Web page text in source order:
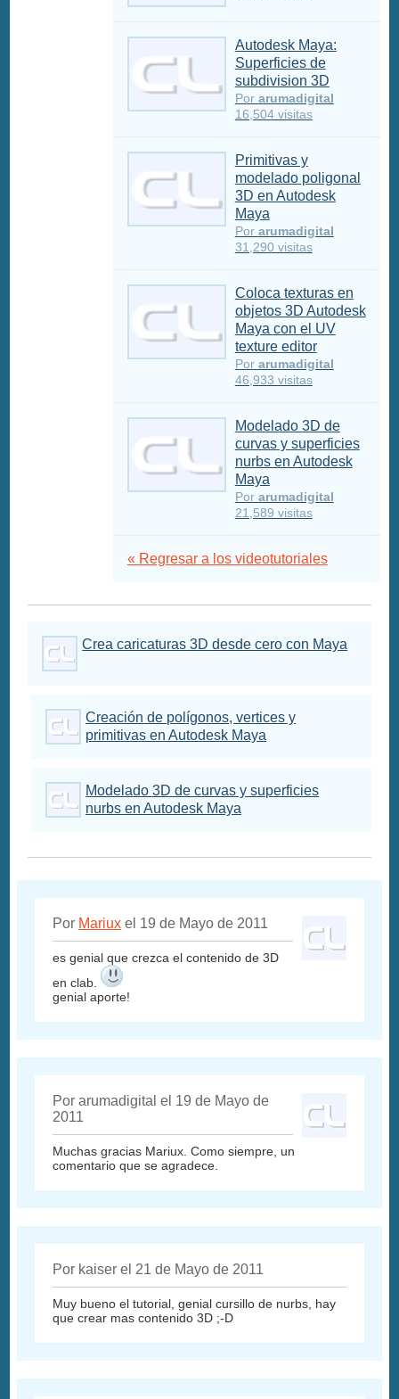
Autodesk Maya:
Superficies de
subdivision 3D
Por arumadigital
16,504 visitas
Primitivas y
modelado poligonal
3D en Autodesk
Maya
Por arumadigital
31,290 visitas
Coloca texturas en
objetos 3D Autodesk
Maya con el UV
texture editor
Por arumadigital
46,933 visitas
Modelado 3D de
curvas y superficies
nurbs en Autodesk
Maya
Por arumadigital
21,589 visitas
« Regresar a los videotutoriales
Crea caricaturas 3D desde cero con Maya
Creación de polígonos, vertices y
primitivas en Autodesk Maya
Modelado 3D de curvas y superficies
nurbs en Autodesk Maya
Por Mariux el 19 de Mayo de 2011
es genial que crezca el contenido de 3D
en clab.
genial aporte!
Por arumadigital el 19 de Mayo de
2011
Muchas gracias Mariux. Como siempre, un
comentario que se agradece.
Por kaiser el 21 de Mayo de 2011
Muy bueno el tutorial, genial cursillo de nurbs, hay
que crear mas contenido 3D ;-D